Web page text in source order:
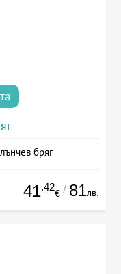
бряг
41.42
€ / 81лв.